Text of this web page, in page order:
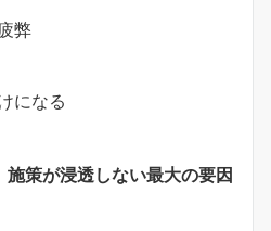
弊
になる
施策が浸透しない最大の要因